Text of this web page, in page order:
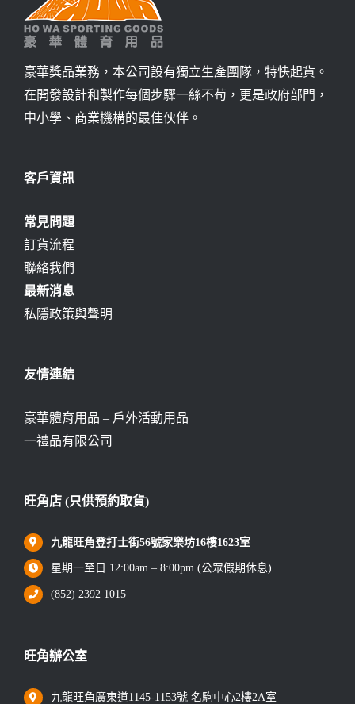
豪華獎品業務，本公司設有獨立生產團隊，特快起貨。
在開發設計和製作每個步驟一絲不苟，更是政府部門，
中小學、商業機構的最佳伙伴。
客戶資訊
常見問題
訂貨流程
聯絡我們
最新消息
私隱政策與聲明
友情連結
豪華體育用品 – 戶外活動用品
一禮品有限公司
旺角店 (只供預約取貨)
九龍旺角登打士街56號家樂坊16樓1623室
星期一至日 12:00am – 8:00pm (公眾假期休息)
(852) 2392 1015
旺角辦公室
九龍旺角廣東道1145-1153號 名駒中心2樓2A室